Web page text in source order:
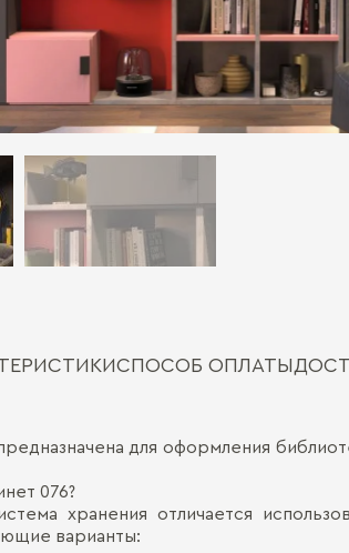
СПОСОБ ОПЛАТЫ
для оформления
076?
хранения отличается
варианты: